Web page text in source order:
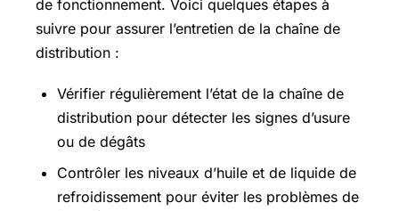
de fonctionnement. Voici quelques étapes à
suivre pour assurer l’entretien de la chaîne de
distribution :
Vérifier régulièrement l’état de la chaîne de
distribution pour détecter les signes d’usure
ou de dégâts
Contrôler les niveaux d’huile et de liquide de
refroidissement pour éviter les problèmes de